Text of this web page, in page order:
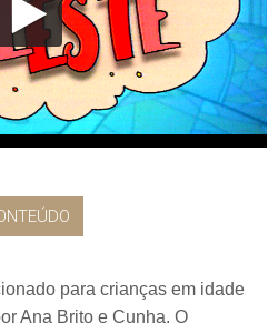
para crianças em idade
Ana Brito e Cunha. O